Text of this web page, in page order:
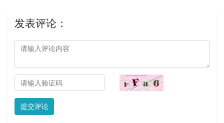
发表评论：
提交评论